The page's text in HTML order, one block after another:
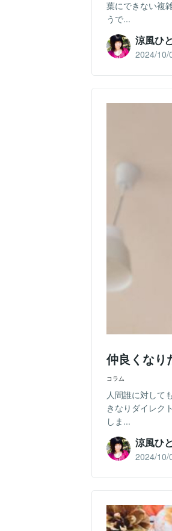
葉にできない複
うで...
涼風ひ
2024/10/
仲良くなり
コラム
人間誰に対して
きなりダイレク
しま...
涼風ひ
2024/10/